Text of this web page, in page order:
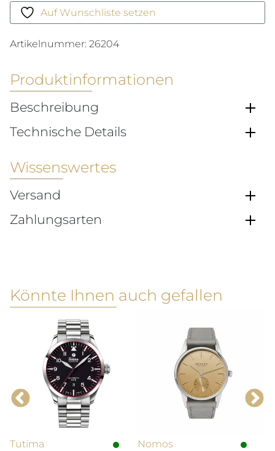
Solargraph
Menge
Auf Wunschliste setzen
Artikelnummer: 26204
Produktinformationen
Beschreibung
Technische Details
Wissenswertes
Versand
Zahlungsarten
Könnte Ihnen auch gefallen
Tutima
Nomos